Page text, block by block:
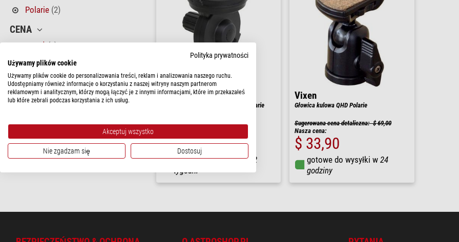
Polarie (2)
CENA
< 60 $ (2)
DOSTĘPNOŚĆ
w magazynie(1)
w krótkim terminie(1) Vixen
Lunetka biegunowa Kompas QPL Polarie
$ 57,00
gotowe do wysyłki w1-2
tygodni
Vixen
Głowica kulowa QHD Polarie
Sugerowana cena detaliczna: $ 69,00
Nasza cena:
$ 33,90
gotowe do wysyłki w 24
godziny
Polityka prywatności
Używamy plików cookie
Używamy plików cookie do personalizowania treści, reklam i analizowania naszego ruchu.
Udostępniamy również informacje o korzystaniu z naszej witryny naszym partnerom
reklamowym i analitycznym, którzy mogą łączyć je z innymi informacjami, które im przekazałeś
lub które zebrali podczas korzystania z ich usług.
Akceptuj wszystko
Nie zgadzam się Dostosuj